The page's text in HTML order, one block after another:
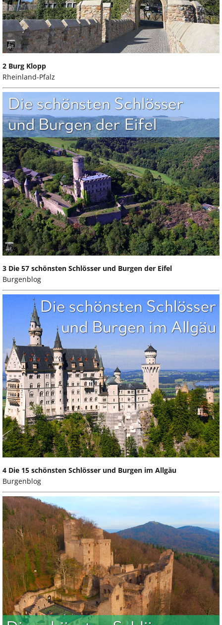
2 Burg Klopp
Rheinland-Pfalz
3 Die 57 schönsten Schlösser und Burgen der Eifel
Burgenblog
4 Die 15 schönsten Schlösser und Burgen im Allgäu
Burgenblog